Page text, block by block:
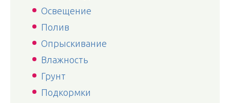
Освещение
Полив
Опрыскивание
Влажность
Грунт
Подкормки